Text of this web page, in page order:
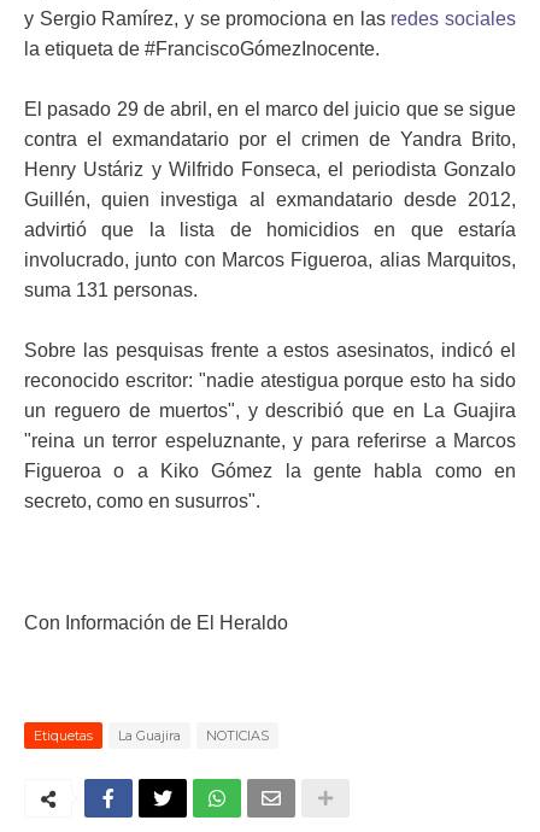
y Sergio Ramírez, y se promociona en las redes sociales
la etiqueta de #FranciscoGómezInocente.
El pasado 29 de abril, en el marco del juicio que se sigue
contra el exmandatario por el crimen de Yandra Brito,
Henry Ustáriz y Wilfrido Fonseca, el periodista Gonzalo
Guillén, quien investiga al exmandatario desde 2012,
advirtió que la lista de homicidios en que estaría
involucrado, junto con Marcos Figueroa, alias Marquitos,
suma 131 personas.
Sobre las pesquisas frente a estos asesinatos, indicó el
reconocido escritor: "nadie atestigua porque esto ha sido
un reguero de muertos", y describió que en La Guajira
"reina un terror espeluznante, y para referirse a Marcos
Figueroa o a Kiko Gómez la gente habla como en
secreto, como en susurros".
Con Información de El Heraldo
Etiquetas La Guajira NOTICIAS